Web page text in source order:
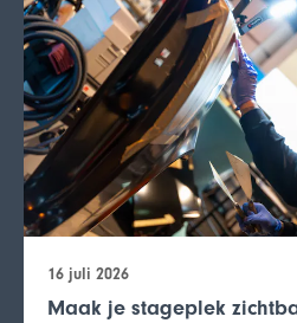
16 juli 2026
Maak je stageplek